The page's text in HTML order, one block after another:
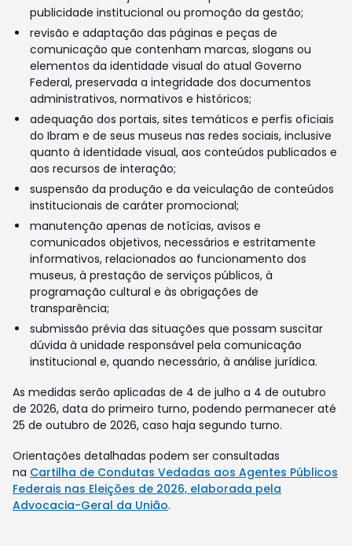
publicidade institucional ou promoção da gestão;
revisão e adaptação das páginas e peças de
comunicação que contenham marcas, slogans ou
elementos da identidade visual do atual Governo
Federal, preservada a integridade dos documentos
administrativos, normativos e históricos;
adequação dos portais, sites temáticos e perfis oficiais
do Ibram e de seus museus nas redes sociais, inclusive
quanto à identidade visual, aos conteúdos publicados e
aos recursos de interação;
suspensão da produção e da veiculação de conteúdos
institucionais de caráter promocional;
manutenção apenas de notícias, avisos e
comunicados objetivos, necessários e estritamente
informativos, relacionados ao funcionamento dos
museus, à prestação de serviços públicos, à
programação cultural e às obrigações de
transparência;
submissão prévia das situações que possam suscitar
dúvida à unidade responsável pela comunicação
institucional e, quando necessário, à análise jurídica.
As medidas serão aplicadas de 4 de julho a 4 de outubro
de 2026, data do primeiro turno, podendo permanecer até
25 de outubro de 2026, caso haja segundo turno.
Orientações detalhadas podem ser consultadas
na Cartilha de Condutas Vedadas aos Agentes Públicos
Federais nas Eleições de 2026, elaborada pela
Advocacia-Geral da União.